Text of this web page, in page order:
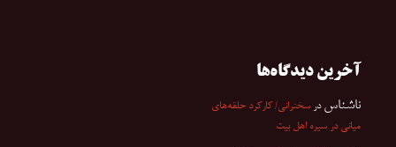
آخرین دیدگاه‌ها
ناشناس در سخنرانی/ کارکرد حلقه‌های
میانی در سیره اهل بیت